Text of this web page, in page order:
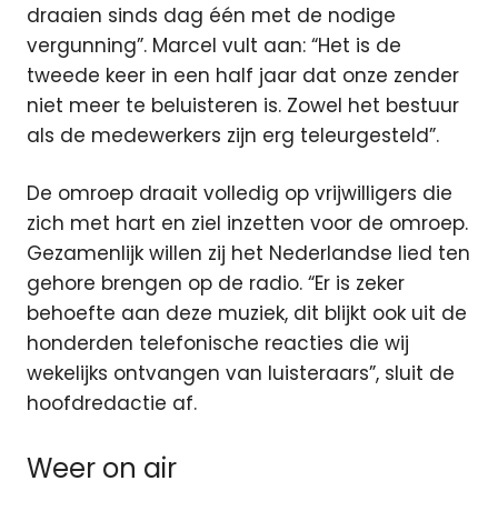
draaien sinds dag één met de nodige
vergunning”. Marcel vult aan: “Het is de
tweede keer in een half jaar dat onze zender
niet meer te beluisteren is. Zowel het bestuur
als de medewerkers zijn erg teleurgesteld”.
De omroep draait volledig op vrijwilligers die
zich met hart en ziel inzetten voor de omroep.
Gezamenlijk willen zij het Nederlandse lied ten
gehore brengen op de radio. “Er is zeker
behoefte aan deze muziek, dit blijkt ook uit de
honderden telefonische reacties die wij
wekelijks ontvangen van luisteraars”, sluit de
hoofdredactie af.
Weer on air